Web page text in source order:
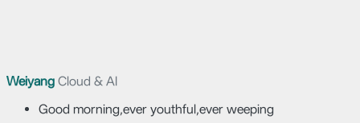
Weiyang Cloud & AI
Good morning,ever youthful,ever weeping